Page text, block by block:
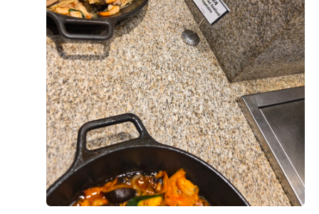
식사뿐만 아니라 직원분들의 응대도 매우 친절했습니다.
빈 접시는 빠르게 정리해 주셨고, 부족한 음식은 바로바
로 채워주셔서 끝까지 쾌적한 환경에서 식사를 즐길 수
있었습니다. 덕분에 하객분들도 편안하게 식사하실 수 있
겠다는 믿음이 생겼습니다.
직접 시식을 해보니 많은 분들이 위더스 뷔페를 만족스럽
게 평가하는 이유를 알 것 같았습니다. 맛과 음식 구성,
서비스까지 전체적으로 균형이 잘 갖춰져 있었고, 결혼식
당일 소중한 하객분들께 자신 있게 식사를 대접할 수 있
겠다는 확신이 들었습니다. 예식뿐만 아니라 식사까지 만
족스러운 웨딩그룹 위더스에서의 결혼식이 더욱 기대되
결혼식을 앞두고 위더스 영등포 웨딩홀 시식에 다녀왔습
니다. 하객분들께 가장 중요한 것 중 하나가 음식이라고
생각해서 기대를 많이 하고 방문했는데, 기대 이상으로
만족스러운 시간이었습니다.
먼저 음식 가짓수가 다양해서 누구나 취향에 맞게 즐길
수 있을 것 같았습니다. 한식, 양식, 중식은 물론 샐러드와
디저트까지 골고루 준비되어 있었고, 전체적으로 음식이
깔끔하게 진열되어 있어 보기에도 좋았습니다. 특히 고기
요리는 부드럽고 촉촉했으며, 해산물도 신선해서 비린 맛
없이 맛있게 먹을 수 있었습니다. 따뜻하게 먹어야 하는
음식은 온도가 잘 유지되어 있었고, 튀김류도 바삭한 식
더 보기
+8